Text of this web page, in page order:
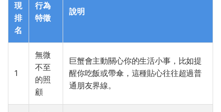
現
排
名
行為
特徵
說明
1
無微
不至
的照
顧
巨蟹會主動關心你的生活小事，比如提
醒你吃飯或帶傘，這種貼心往往超過普
通朋友界線。